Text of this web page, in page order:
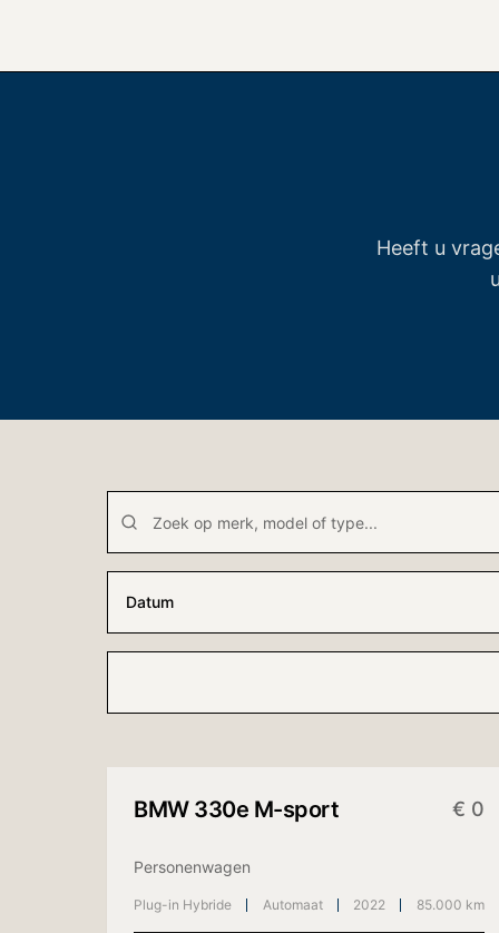
Heeft u
Datum
BMW 330e M-sport € 0
Personenwagen
Plug-in Hybride Automaat 2022 85.000 km